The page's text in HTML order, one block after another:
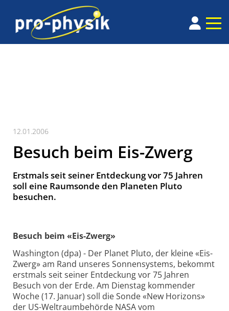
12.01.2006
Besuch beim Eis-Zwerg
Erstmals seit seiner Entdeckung vor 75 Jahren
soll eine Raumsonde den Planeten Pluto
besuchen.
Besuch beim «Eis-Zwerg»
Washington (dpa) - Der Planet Pluto, der kleine «Eis-
Zwerg» am Rand unseres Sonnensystems, bekommt
erstmals seit seiner Entdeckung vor 75 Jahren
Besuch von der Erde. Am Dienstag kommender
Woche (17. Januar) soll die Sonde «New Horizons»
der US-Weltraumbehörde NASA vom